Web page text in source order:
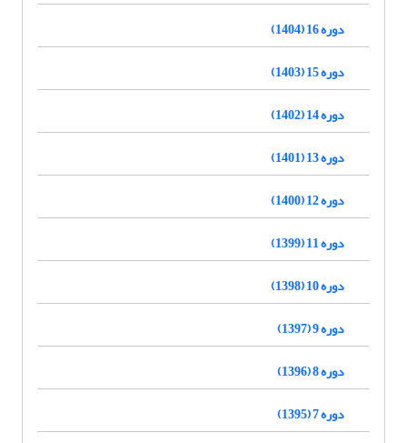
دوره 16 (1404)
دوره 15 (1403)
دوره 14 (1402)
دوره 13 (1401)
دوره 12 (1400)
دوره 11 (1399)
دوره 10 (1398)
دوره 9 (1397)
دوره 8 (1396)
دوره 7 (1395)